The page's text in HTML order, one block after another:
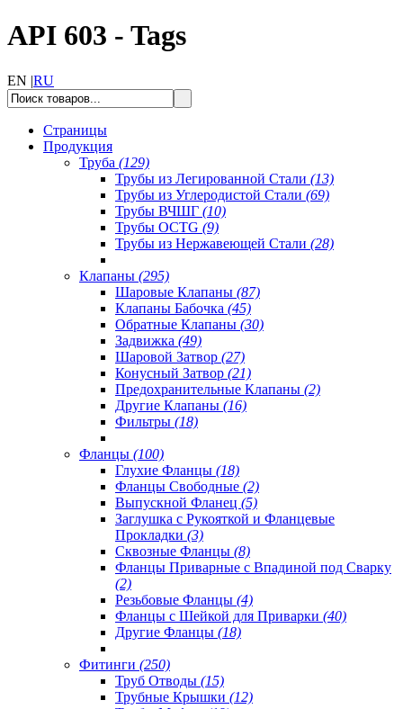
API 603 - Tags
EN |RU
Страницы
Продукция
Труба (129)
Трубы из Легированной Стали (13)
Трубы из Углеродистой Стали (69)
Трубы ВЧШГ (10)
Трубы OCTG (9)
Трубы из Нержавеющей Стали (28)
Клапаны (295)
Шаровые Клапаны (87)
Клапаны Бабочка (45)
Обратные Клапаны (30)
Задвижка (49)
Шаровой Затвор (27)
Конусный Затвор (21)
Предохранительные Клапаны (2)
Другие Клапаны (16)
Фильтры (18)
Фланцы (100)
Глухие Фланцы (18)
Фланцы Свободные (2)
Выпускной Фланец (5)
Заглушка с Рукояткой и Фланцевые
Прокладки (3)
Сквозные Фланцы (8)
Фланцы Приварные с Впадиной под Сварку
(2)
Резьбовые Фланцы (4)
Фланцы с Шейкой для Приварки (40)
Другие Фланцы (18)
Фитинги (250)
Труб Отводы (15)
Трубные Крышки (12)